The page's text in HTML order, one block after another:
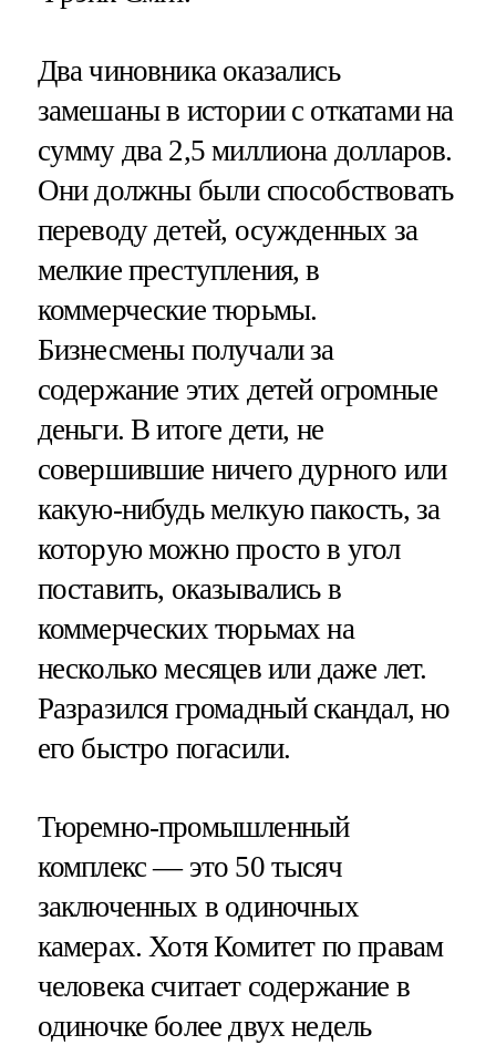
Два чиновника оказались
замешаны в истории с откатами на
сумму два 2,5 миллиона долларов.
Они должны были способствовать
переводу детей, осужденных за
мелкие преступления, в
коммерческие тюрьмы.
Бизнесмены получали за
содержание этих детей огромные
деньги. В итоге дети, не
совершившие ничего дурного или
какую-нибудь мелкую пакость, за
которую можно просто в угол
поставить, оказывались в
коммерческих тюрьмах на
несколько месяцев или даже лет.
Разразился громадный скандал, но
его быстро погасили.
Тюремно-промышленный
комплекс — это 50 тысяч
заключенных в одиночных
камерах. Хотя Комитет по правам
человека считает содержание в
одиночке более двух недель